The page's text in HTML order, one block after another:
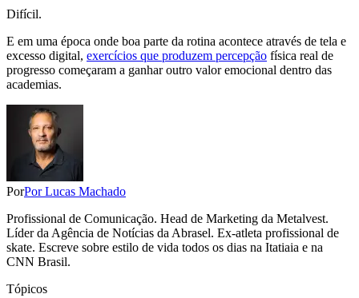
Difícil.
E em uma época onde boa parte da rotina acontece através de tela e
excesso digital, exercícios que produzem percepção física real de
progresso começaram a ganhar outro valor emocional dentro das
academias.
PorPor Lucas Machado
Profissional de Comunicação. Head de Marketing da Metalvest.
Líder da Agência de Notícias da Abrasel. Ex-atleta profissional de
skate. Escreve sobre estilo de vida todos os dias na Itatiaia e na
CNN Brasil.
Tópicos